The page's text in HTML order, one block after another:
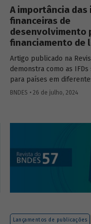
A importância
financeiras de
desenvolvimento
financiamento de
Artigo publicado na
demonstra como as
para países em
desenvolvimento, tanto
para o desenvolvimento
Confira uma prévia do
BNDES • 26 de julho, 2024
Lançamentos de publicações